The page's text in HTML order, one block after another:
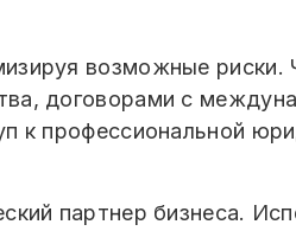
возможные риски.
договорами с
к профессиональной
партнер бизнеса.